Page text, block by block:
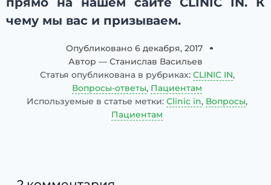
чему мы вас и призываем.
Опубликовано 6 декабря, 2017
Автор — Станислав Васильев
Статья опубликована в рубриках: CLINIC IN,
Вопросы-ответы, Пациентам
Используемые в статье метки: Clinic in, Вопросы,
Пациентам